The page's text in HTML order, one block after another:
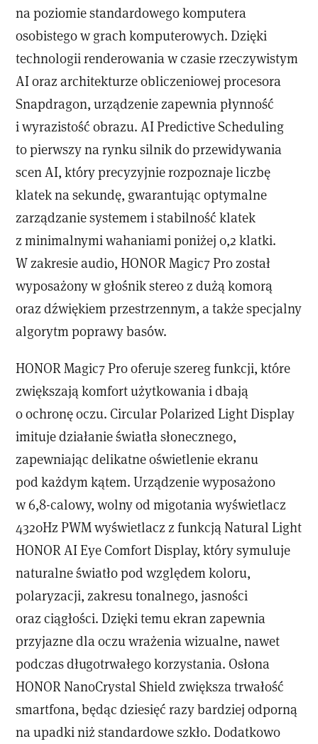
na poziomie standardowego komputera
osobistego w grach komputerowych. Dzięki
technologii renderowania w czasie rzeczywistym
AI oraz architekturze obliczeniowej procesora
Snapdragon, urządzenie zapewnia płynność
i wyrazistość obrazu. AI Predictive Scheduling
to pierwszy na rynku silnik do przewidywania
scen AI, który precyzyjnie rozpoznaje liczbę
klatek na sekundę, gwarantując optymalne
zarządzanie systemem i stabilność klatek
z minimalnymi wahaniami poniżej 0,2 klatki.
W zakresie audio, HONOR Magic7 Pro został
wyposażony w głośnik stereo z dużą komorą
oraz dźwiękiem przestrzennym, a także specjalny
algorytm poprawy basów.
HONOR Magic7 Pro oferuje szereg funkcji, które
zwiększają komfort użytkowania i dbają
o ochronę oczu. Circular Polarized Light Display
imituje działanie światła słonecznego,
zapewniając delikatne oświetlenie ekranu
pod każdym kątem. Urządzenie wyposażono
w 6,8-calowy, wolny od migotania wyświetlacz
4320Hz PWM wyświetlacz z funkcją Natural Light
HONOR AI Eye Comfort Display, który symuluje
naturalne światło pod względem koloru,
polaryzacji, zakresu tonalnego, jasności
oraz ciągłości. Dzięki temu ekran zapewnia
przyjazne dla oczu wrażenia wizualne, nawet
podczas długotrwałego korzystania. Osłona
HONOR NanoCrystal Shield zwiększa trwałość
smartfona, będąc dziesięć razy bardziej odporną
na upadki niż standardowe szkło. Dodatkowo